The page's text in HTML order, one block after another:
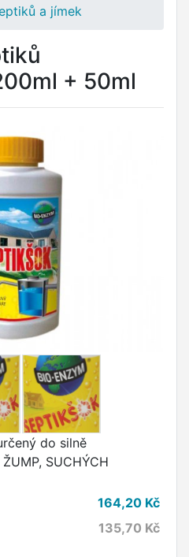
a jímek
+ 50ml
do silně
SUCHÝCH
164,20 Kč
135,70 Kč